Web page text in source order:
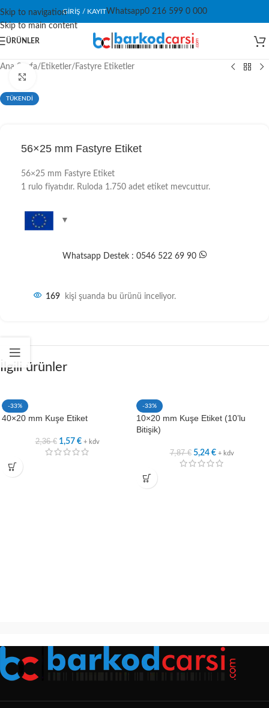
Skip to navigation
Skip to main content
GIRIŞ / KAYITWhatsapp0 216 599 0 000
ÜRÜNLER
Ana Sayfa/ Etiketler/ Fastyre Etiketler
TÜKENDİ
56×25 mm Fastyre Etiket
56×25 mm Fastyre Etiket
1 rulo fiyatıdır. Ruloda 1.750 adet etiket mevcuttur.
Whatsapp Destek : 0546 522 69 90
169 kişi şuanda bu ürünü inceliyor.
İlgili ürünler
-33%
40×20 mm Kuşe Etiket
2,36€ 1,57 € + kdv
-33%
10×20 mm Kuşe Etiket (10’lu
Bitişik)
7,87€ 5,24 € + kdv